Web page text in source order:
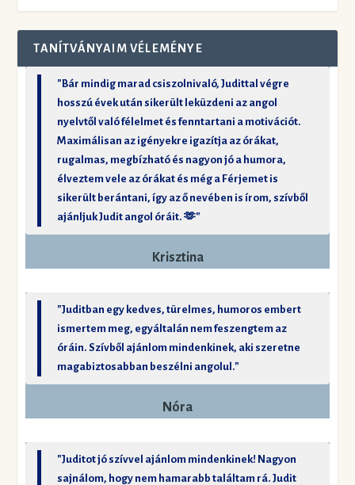
TANÍTVÁNYAIM VÉLEMÉNYE
"Bár mindig marad csiszolnivaló, Judittal végre
hosszú évek után sikerült leküzdeni az angol
nyelvtől való félelmet és fenntartani a motivációt.
Maximálisan az igényekre igazítja az órákat,
rugalmas, megbízható és nagyon jó a humora,
élveztem vele az órákat és még a Férjemet is
sikerült berántani, így az ő nevében is írom, szívből
ajánljuk Judit angol óráit. 🫶"
Krisztina
"Juditban egy kedves, türelmes, humoros embert
ismertem meg, egyáltalán nem feszengtem az
óráin. Szívből ajánlom mindenkinek, aki szeretne
magabiztosabban beszélni angolul."
Nóra
"Juditot jó szívvel ajánlom mindenkinek! Nagyon
sajnálom, hogy nem hamarabb találtam rá. Judit